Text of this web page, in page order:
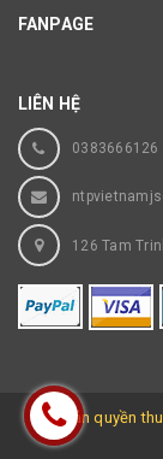
FANPAGE
LIÊN HỆ
0383666126
126 Tam
© Bản quyền